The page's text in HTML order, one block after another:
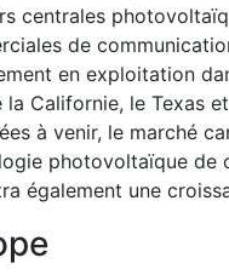
centrales
de
en exploitation
la Californie, le Texas
à venir, le marché
photovoltaïque de
également une